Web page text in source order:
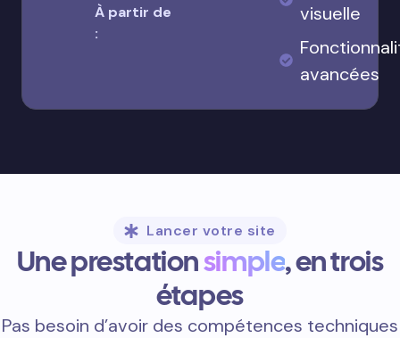
À partir de
:
visuelle
avancées
Lancer votre site
Une prestationsimple, en trois
étapes
Pas besoin d’avoir des compétences techniques